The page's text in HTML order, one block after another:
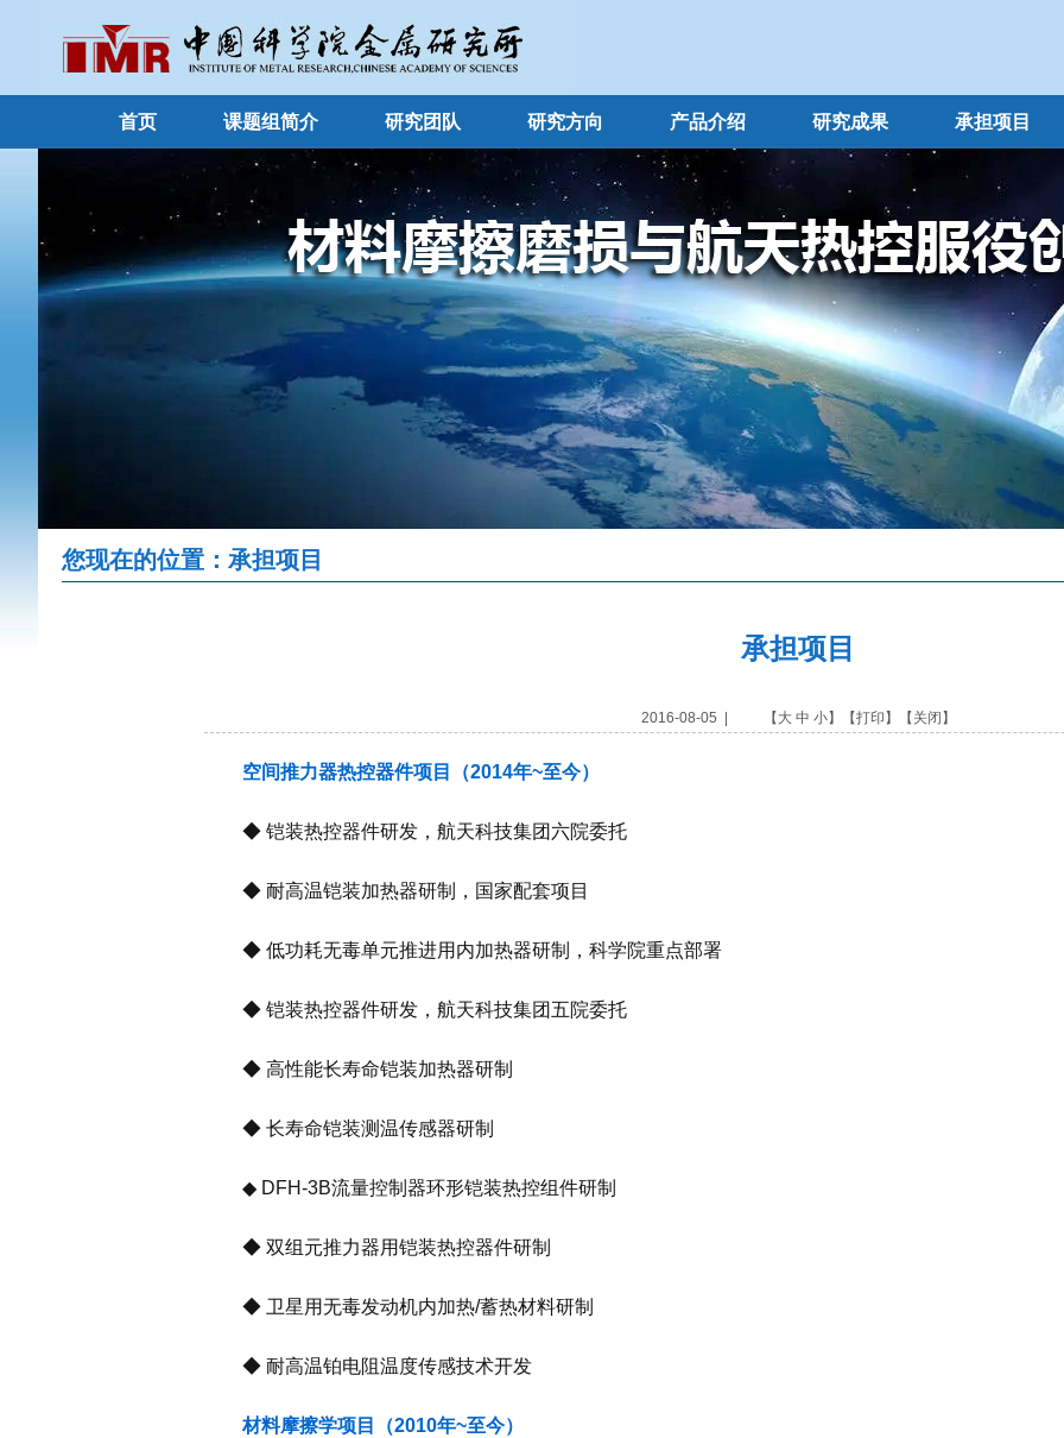
首页 课题组简介 研究团队 研究方向 产品介绍 研究成果 承担项目
您现在的位置：承担项目
承担项目
2016-08-05 | 【 大 中 小】【打印 】【 关闭 】
空间推力器热控器件项目（2014年~至今）
◆ 铠装热控器件研发，航天科技集团六院委托
◆ 耐高温铠装加热器研制，国家配套项目
◆ 低功耗无毒单元推进用内加热器研制，科学院重点部署
◆ 铠装热控器件研发，航天科技集团五院委托
◆ 高性能长寿命铠装加热器研制
◆ 长寿命铠装测温传感器研制
◆ DFH-3B流量控制器环形铠装热控组件研制
◆ 双组元推力器用铠装热控器件研制
◆ 卫星用无毒发动机内加热/蓄热材料研制
◆ 耐高温铂电阻温度传感技术开发
材料摩擦学项目（2010年~至今）